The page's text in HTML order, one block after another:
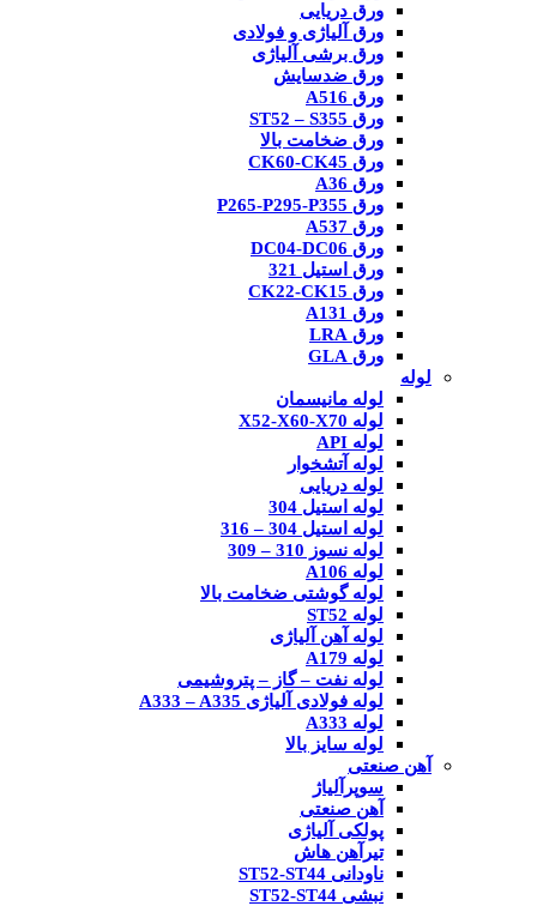
ورق دریایی
ورق آلیاژی و فولادی
ورق برشی آلیاژی
ورق ضدسایش
ورق A516
ورق ST52 – S355
ورق ضخامت بالا
ورق CK60-CK45
ورق A36
ورق P265-P295-P355
ورق A537
ورق DC04-DC06
ورق استیل 321
ورق CK22-CK15
ورق A131
ورق LRA
ورق GLA
لوله
لوله مانیسمان
لوله X52-X60-X70
لوله API
لوله آتشخوار
لوله دریایی
لوله استیل 304
لوله استیل 304 – 316
لوله نسوز 310 – 309
لوله A106
لوله گوشتی ضخامت بالا
لوله ST52
لوله آهن آلیاژی
لوله A179
لوله نفت – گاز – پتروشیمی
لوله فولادی آلیاژی A333 – A335
لوله A333
لوله سایز بالا
آهن صنعتی
سوپرآلیاژ
آهن صنعتی
پولکی آلیاژی
تیرآهن هاش
ناودانی ST52-ST44
نبشی ST52-ST44